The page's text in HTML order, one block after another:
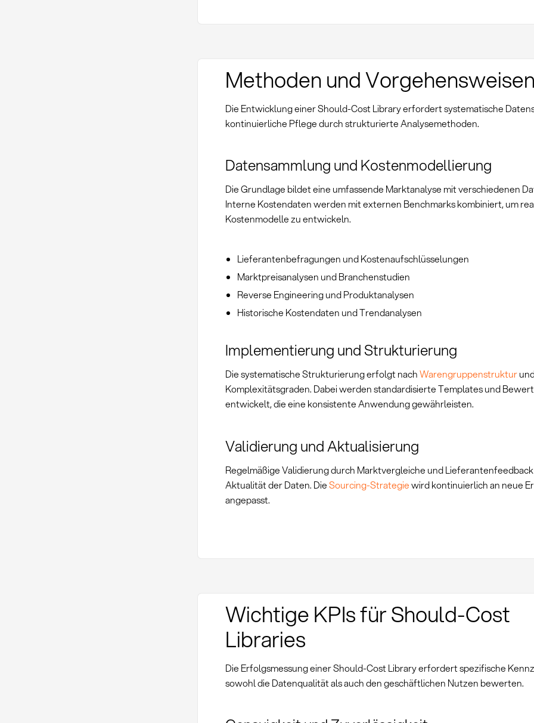
Methoden und Vorgehensweisen
Die Entwicklung einer Should-Cost Library erfordert systematische
kontinuierliche Pflege durch strukturierte Analysemethoden.
Datensammlung und Kostenmodellierung
Die Grundlage bildet eine umfassende Marktanalyse mit verschiedenen
Interne Kostendaten werden mit externen Benchmarks kombiniert, um
Kostenmodelle zu entwickeln.
Lieferantenbefragungen und Kostenaufschlüsselungen
Marktpreisanalysen und Branchenstudien
Reverse Engineering und Produktanalysen
Historische Kostendaten und Trendanalysen
Implementierung und Strukturierung
Die systematische Strukturierung erfolgt nachWarengruppenstruktur
Komplexitätsgraden. Dabei werden standardisierte Templates und
entwickelt, die eine konsistente Anwendung gewährleisten.
Validierung und Aktualisierung
Regelmäßige Validierung durch Marktvergleiche und
Aktualität der Daten. DieSourcing-Strategiewird kontinuierlich an neue
angepasst.
Wichtige KPIs für Should-Cost
Libraries
Die Erfolgsmessung einer Should-Cost Library erfordert spezifische
sowohl die Datenqualität als auch den geschäftlichen Nutzen bewerten.